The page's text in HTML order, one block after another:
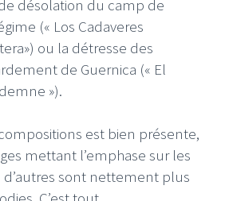
désolation du camp de
(« Los Cadaveres
ou la détresse des
de Guernica (« El
»).
est bien présente,
mettant l’emphase sur les
sont nettement plus